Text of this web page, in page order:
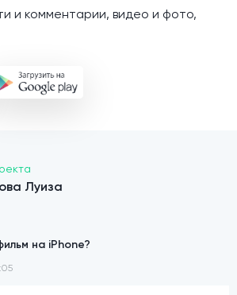
и комментарии, видео и фото,
Луиза
на iPhone?